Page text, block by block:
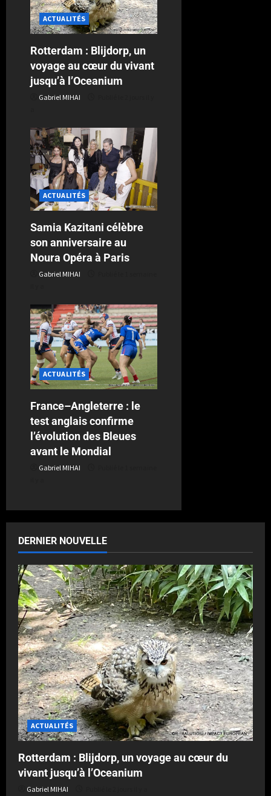
ACTUALITÉS
Rotterdam : Blijdorp, un
voyage au cœur du vivant
jusqu’à l’Oceanium
Gabriel MIHAI
ACTUALITÉS
Samia Kazitani célèbre
son anniversaire au
Noura Opéra à Paris
Gabriel MIHAI
ACTUALITÉS
France–Angleterre : le
test anglais confirme
l’évolution des Bleues
avant le Mondial
Gabriel MIHAI
DERNIER NOUVELLE
ACTUALITÉS
Rotterdam : Blijdorp, un voyage au cœur du
vivant jusqu’à l’Oceanium
Gabriel MIHAI